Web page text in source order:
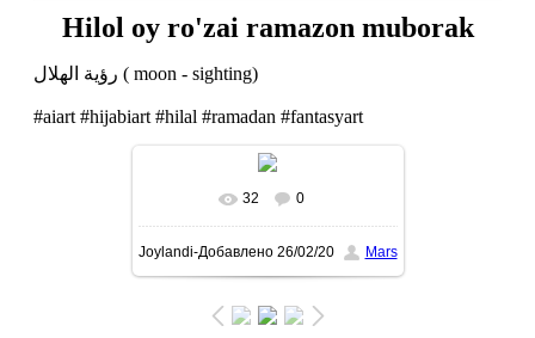
Hilol oy ro'zai ramazon muborak
رؤية الهلال ( moon - sighting)
#aiart #hijabiart #hilal #ramadan #fantasyart
To'liq ko'rish-В реальном
размере 1080x1439/ 127.2Kb
32 0
Joylandi-Добавлено26/02/20 Mars